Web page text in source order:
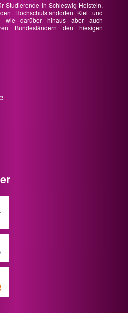
Studierende in Schleswig-Holstein,
Hochschulstandorten Kiel und
wie darüber hinaus aber auch
Bundesländern den hiesigen